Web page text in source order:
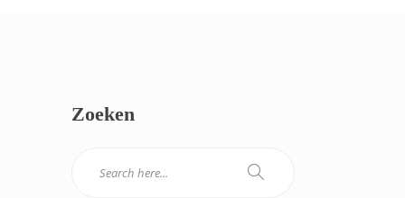
Zoeken